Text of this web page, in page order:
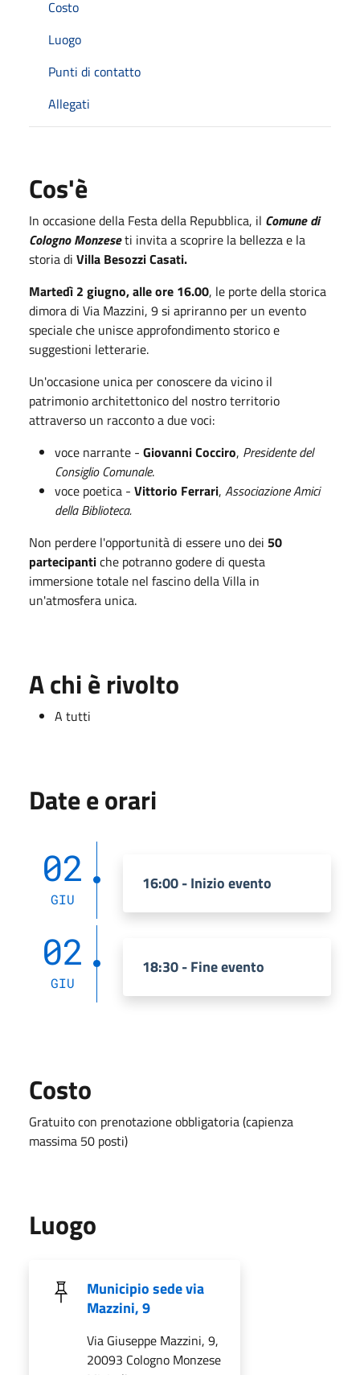
Costo
Luogo
Punti di contatto
Allegati
Cos'è
In occasione della Festa della Repubblica, il Comune di
Cologno Monzeseti invita a scoprire la bellezza e la
storia di Villa Besozzi Casati.
Martedì 2 giugno, alle ore 16.00, le porte della storica
dimora di Via Mazzini, 9 si apriranno per un evento
speciale che unisce approfondimento storico e
suggestioni letterarie.
Un'occasione unica per conoscere da vicino il
patrimonio architettonico del nostro territorio
attraverso un racconto a due voci:
voce narrante - Giovanni Cocciro, Presidente del
Consiglio Comunale.
voce poetica - Vittorio Ferrari, Associazione Amici
della Biblioteca.
Non perdere l'opportunità di essere uno dei 50
partecipantiche potranno godere di questa
immersione totale nel fascino della Villa in
un'atmosfera unica.
A chi è rivolto
A tutti
Date e orari
02
GIU
16:00 - Inizio evento
02
GIU
18:30 - Fine evento
Costo
Gratuito con prenotazione obbligatoria (capienza
massima 50 posti)
Luogo
Municipio sede via
Mazzini, 9
Via Giuseppe Mazzini, 9,
20093 Cologno Monzese